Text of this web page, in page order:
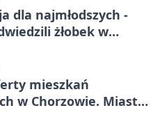
dla najmłodszych -
żłobek w
mieszkań
w Chorzowie. Miasto